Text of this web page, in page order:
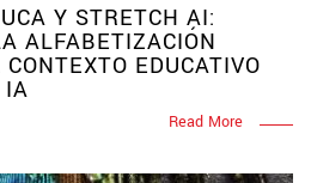
Y STRETCH AI:
ALFABETIZACIÓN
EDUCATIVO
IA
Read More